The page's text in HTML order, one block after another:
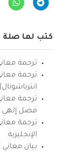
كتب لها صلة
ترجمة
ترجمة
انترناشونال)
ترجمة
فضل إلهي
ترجمة
الإنجليزية
بيان معاني